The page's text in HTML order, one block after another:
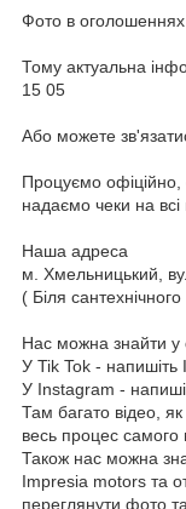
Фото в оголошеннях
Тому актуальна
15 05
Або можете
Процуємо офіційно,
надаємо чеки на всі
Наша адреса
м. Хмельницький,
( Біля
Нас можна знайти
У Tik Tok -
У Instagram -
Там багато відео,
весь процес самого
Також нас можна
Impresia motors та
переглянути фото